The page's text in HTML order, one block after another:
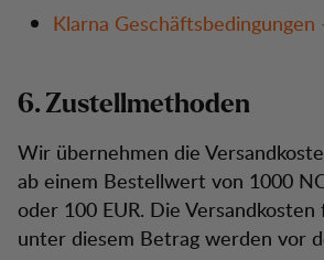
Klarna
6. Zustellmethoden
Wir übernehmen die
ab einem Bestellwert von 1000
oder 100 EUR. Die
unter diesem Betrag werden vor